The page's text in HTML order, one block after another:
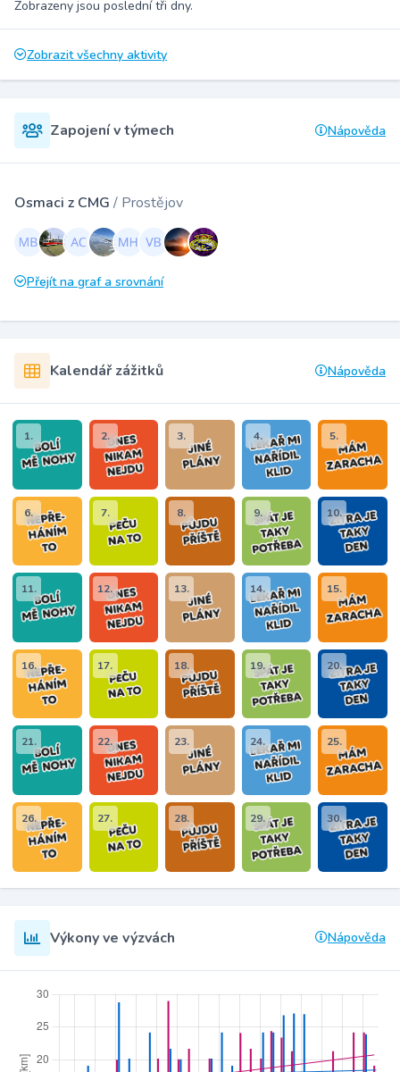
Zobrazeny jsou poslední tři dny.
Zobrazit všechny aktivity
Zapojení v týmech Nápověda
Osmaci z CMG / Prostějov
Přejít na graf a srovnání
Kalendář zážitků Nápověda
1. 2. 3. 4. 5.
6. 7. 8. 9. 10.
11. 12. 13. 14. 15.
16. 17. 18. 19. 20.
21. 22. 23. 24. 25.
26. 27. 28. 29. 30.
Výkony ve výzvách Nápověda